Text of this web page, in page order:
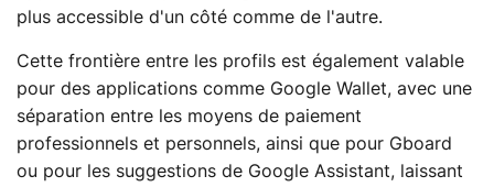
plus accessible d'un côté comme de l'autre.
Cette frontière entre les profils est également valable
pour des applications comme Google Wallet, avec une
séparation entre les moyens de paiement
professionnels et personnels, ainsi que pour Gboard
ou pour les suggestions de Google Assistant, laissant